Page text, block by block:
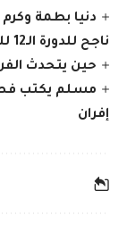
دنيا بطمة وكرم
ناجح للدورة الـ12 للمهرجان المتوسطي للناظور
حين يتحدث
مسلم يكتب
إفران